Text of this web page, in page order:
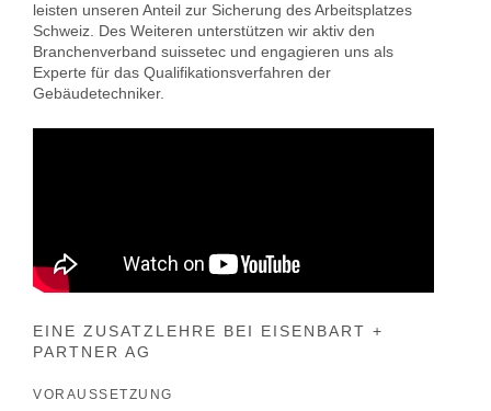
leisten unseren Anteil zur Sicherung des Arbeitsplatzes
Schweiz. Des Weiteren unterstützen wir aktiv den
Branchenverband suissetec und engagieren uns als
Experte für das Qualifikationsverfahren der
Gebäudetechniker.
EINE ZUSATZLEHRE BEI EISENBART +
PARTNER AG
VORAUSSETZUNG